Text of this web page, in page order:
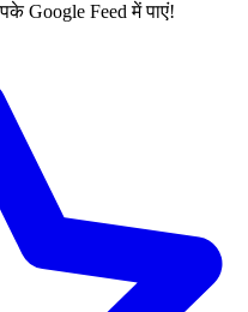
Google Feed में पाएं!